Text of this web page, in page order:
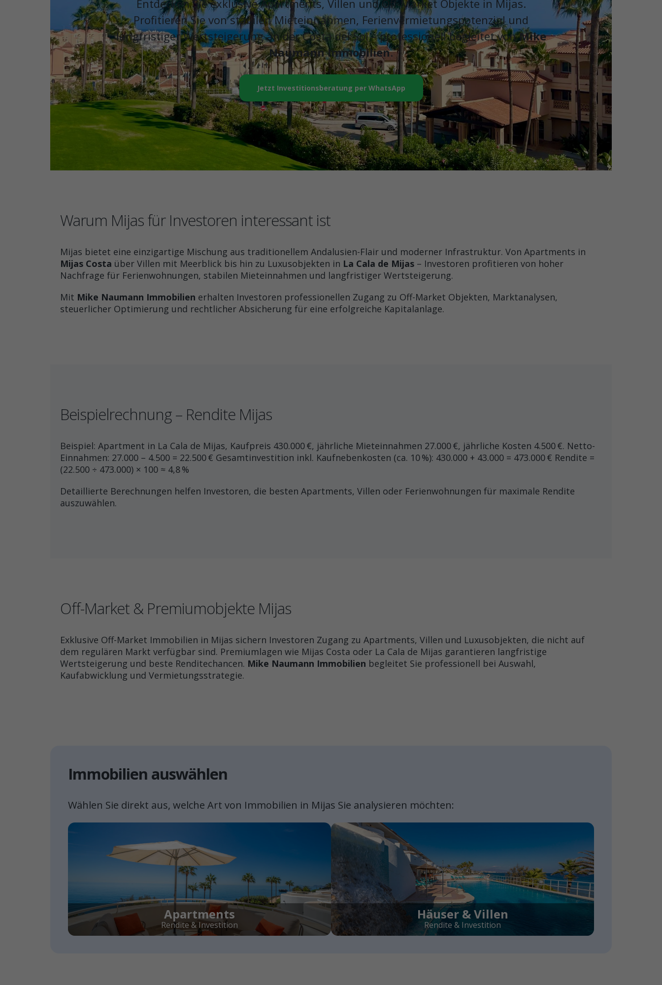
Entdecken Sie exklusive Apartments, Villen und Off-Market Objekte in Mijas.
Profitieren Sie von stabilen Mieteinnahmen, Ferienvermietungspotenzial und
langfristiger Wertsteigerung an der Costa del Sol – professionell begleitet vonMike
Naumann Immobilien.
Jetzt Investitionsberatung per WhatsApp
Warum Mijas für Investoren interessant ist
Mijas bietet eine einzigartige Mischung aus traditionellem Andalusien-Flair und moderner Infrastruktur. Von Apartments in
Mijas Costa über Villen mit Meerblick bis hin zu Luxusobjekten in La Cala de Mijas – Investoren profitieren von hoher
Nachfrage für Ferienwohnungen, stabilen Mieteinnahmen und langfristiger Wertsteigerung.
Mit Mike Naumann Immobilien erhalten Investoren professionellen Zugang zu Off-Market Objekten, Marktanalysen,
steuerlicher Optimierung und rechtlicher Absicherung für eine erfolgreiche Kapitalanlage.
Beispielrechnung – Rendite Mijas
Beispiel: Apartment in La Cala de Mijas, Kaufpreis 430.000 €, jährliche Mieteinnahmen 27.000 €, jährliche Kosten 4.500 €. Netto-
Einnahmen: 27.000 – 4.500 = 22.500 € Gesamtinvestition inkl. Kaufnebenkosten (ca. 10 %): 430.000 + 43.000 = 473.000 € Rendite =
(22.500 ÷ 473.000) × 100 ≈ 4,8 %
Detaillierte Berechnungen helfen Investoren, die besten Apartments, Villen oder Ferienwohnungen für maximale Rendite
auszuwählen.
Off-Market & Premiumobjekte Mijas
Exklusive Off-Market Immobilien in Mijas sichern Investoren Zugang zu Apartments, Villen und Luxusobjekten, die nicht auf
dem regulären Markt verfügbar sind. Premiumlagen wie Mijas Costa oder La Cala de Mijas garantieren langfristige
Wertsteigerung und beste Renditechancen. Mike Naumann Immobilien begleitet Sie professionell bei Auswahl,
Kaufabwicklung und Vermietungsstrategie.
Immobilien auswählen
Wählen Sie direkt aus, welche Art von Immobilien in Mijas Sie analysieren möchten:
Apartments
Rendite & Investition
Häuser & Villen
Rendite & Investition